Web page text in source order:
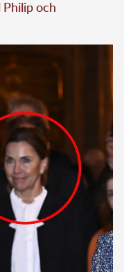
och